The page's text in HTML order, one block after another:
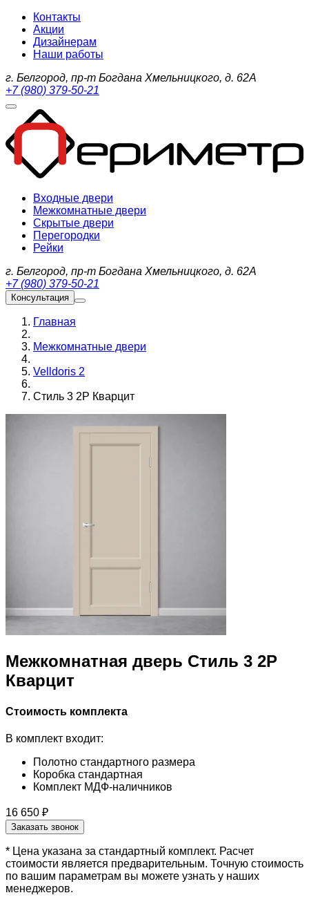
Контакты
Акции
Дизайнерам
Наши работы
г. Белгород, пр-т Богдана Хмельницкого, д. 62А
+7 (980) 379-50-21
Входные двери
Межкомнатные двери
Скрытые двери
Перегородки
Рейки
г. Белгород, пр-т Богдана Хмельницкого, д. 62А
+7 (980) 379-50-21
Консультация
Главная
Межкомнатные двери
Velldoris 2
Стиль 3 2P Кварцит
Межкомнатная дверь Стиль 3 2P
Кварцит
Стоимость комплекта
В комплект входит:
Полотно стандартного размера
Коробка стандартная
Комплект МДФ-наличников
16 650 ₽
Заказать звонок
* Цена указана за стандартный комплект. Расчет
стоимости является предварительным. Точную стоимость
по вашим параметрам вы можете узнать у наших
менеджеров.